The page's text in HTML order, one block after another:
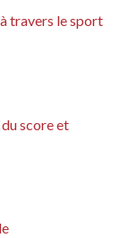
travers le sport
score et